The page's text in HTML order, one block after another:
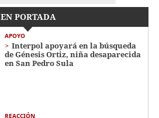
EN PORTADA
APOYO
Interpol apoyará en la búsqueda
de Génesis Ortiz, niña desaparecida
en San Pedro Sula
REACCIÓN